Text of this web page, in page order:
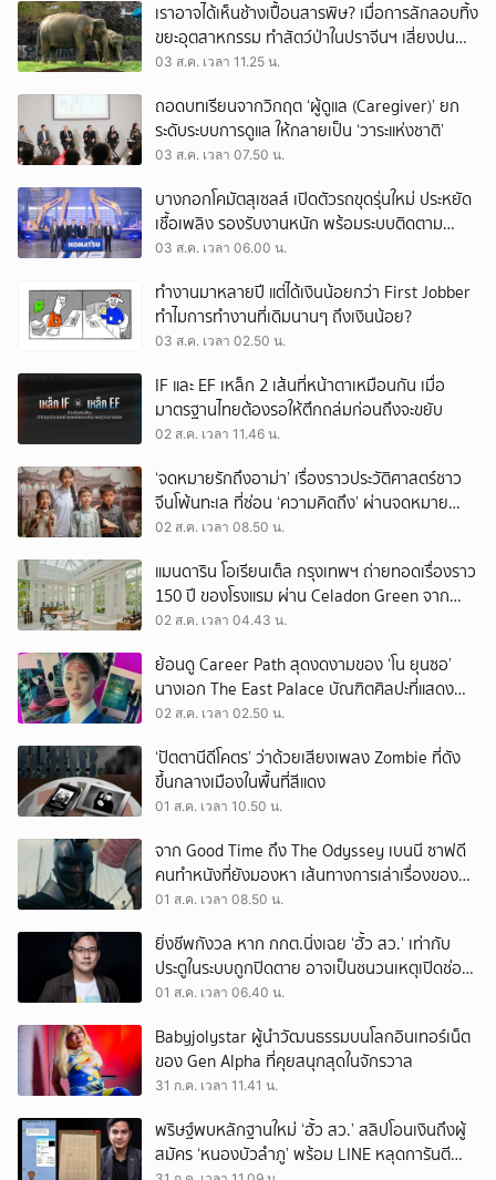
เราอาจได้เห็นช้างเปื้อนสารพิษ? เมื่อการลักลอบทิ้ง
ขยะอุตสาหกรรม ทำสัตว์ป่าในปราจีนฯ เสี่ยงปน
เปื้อน
03 ส.ค. เวลา 11.25 น.
ถอดบทเรียนจากวิกฤต ‘ผู้ดูแล (Caregiver)’ ยก
ระดับระบบการดูแล ให้กลายเป็น ‘วาระแห่งชาติ’
03 ส.ค. เวลา 07.50 น.
บางกอกโคมัตสุเซลส์ เปิดตัวรถขุดรุ่นใหม่ ประหยัด
เชื้อเพลิง รองรับงานหนัก พร้อมระบบติดตาม
เครื่องจักรผ่านดาวเทียม
03 ส.ค. เวลา 06.00 น.
ทำงานมาหลายปี แต่ได้เงินน้อยกว่า First Jobber
ทำไมการทำงานที่เดิมนานๆ ถึงเงินน้อย?
03 ส.ค. เวลา 02.50 น.
IF และ EF เหล็ก 2 เส้นที่หน้าตาเหมือนกัน เมื่อ
มาตรฐานไทยต้องรอให้ตึกถล่มก่อนถึงจะขยับ
02 ส.ค. เวลา 11.46 น.
‘จดหมายรักถึงอาม่า’ เรื่องราวประวัติศาสตร์ชาว
จีนโพ้นทะเล ที่ซ่อน ‘ความคิดถึง’ ผ่านจดหมาย
‘โพยก๊วน’
02 ส.ค. เวลา 08.50 น.
แมนดาริน โอเรียนเต็ล กรุงเทพฯ ถ่ายทอดเรื่องราว
150 ปี ของโรงแรม ผ่าน Celadon Green จาก
เครื่องศิลาดล
02 ส.ค. เวลา 04.43 น.
ย้อนดู Career Path สุดงดงามของ ‘โน ยุนซอ’
นางเอก The East Palace บัณฑิตศิลปะที่แสดง
เรื่องไหนก็ปัง
02 ส.ค. เวลา 02.50 น.
‘ปัตตานีดีโคตร’ ว่าด้วยเสียงเพลง Zombie ที่ดัง
ขึ้นกลางเมืองในพื้นที่สีแดง
01 ส.ค. เวลา 10.50 น.
จาก Good Time ถึง The Odyssey เบนนี ซาฟดี
คนทำหนังที่ยังมองหา เส้นทางการเล่าเรื่องของตัว
เอง
01 ส.ค. เวลา 08.50 น.
ยิ่งชีพกังวล หาก กกต.นิ่งเฉย ‘ฮั้ว สว.’ เท่ากับ
ประตูในระบบถูกปิดตาย อาจเป็นชนวนเหตุเปิดช่อง
‘ลงถนน’
01 ส.ค. เวลา 06.40 น.
Babyjolystar ผู้นำวัฒนธรรมบนโลกอินเทอร์เน็ต
ของ Gen Alpha ที่คุยสนุกสุดในจักรวาล
31 ก.ค. เวลา 11.41 น.
พริษฐ์พบหลักฐานใหม่ ‘ฮั้ว สว.’ สลิปโอนเงินถึงผู้
สมัคร ‘หนองบัวลำภู’ พร้อม LINE หลุดการันตี